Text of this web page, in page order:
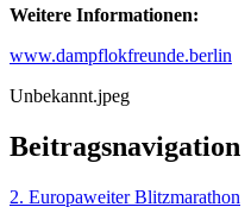
Weitere Informationen:
www.dampflokfreunde.berlin
Unbekannt.jpeg
Beitragsnavigation
2. Europaweiter Blitzmarathon